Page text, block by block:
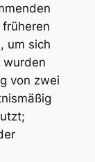
um sich
wurden
von zwei